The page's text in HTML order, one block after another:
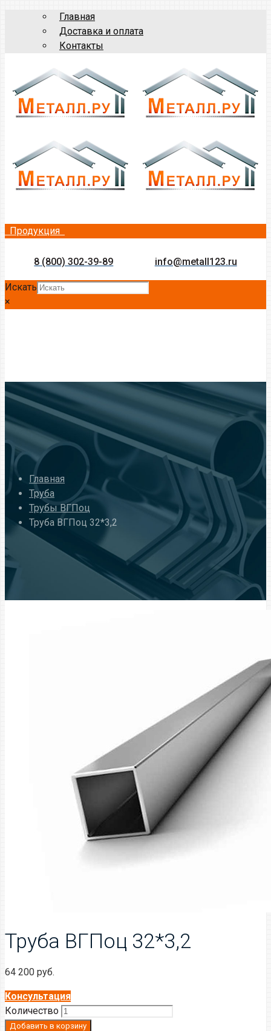
Главная
Доставка и оплата
Контакты
Продукция
8 (800) 302-39-89 info@metall123.ru
Искать
×
Главная
Труба
Трубы ВГПоц
Труба ВГПоц 32*3,2
Труба ВГПоц 32*3,2
64 200 руб.
Консультация
Количество
Добавить в корзину